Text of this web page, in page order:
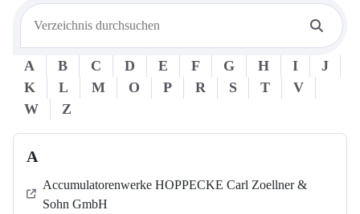
A B C D E F G H I
J
K
L M O P R S T
V
W
Z
A
Accumulatorenwerke HOPPECKE Carl Zoellner &
Sohn GmbH